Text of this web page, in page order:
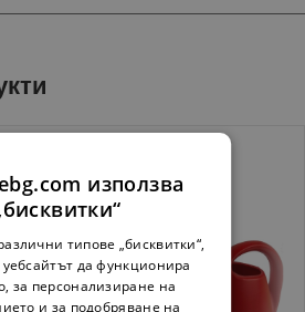
използва
типове „бисквитки“,
да функционира
за персонализиране на
и за подобряване на